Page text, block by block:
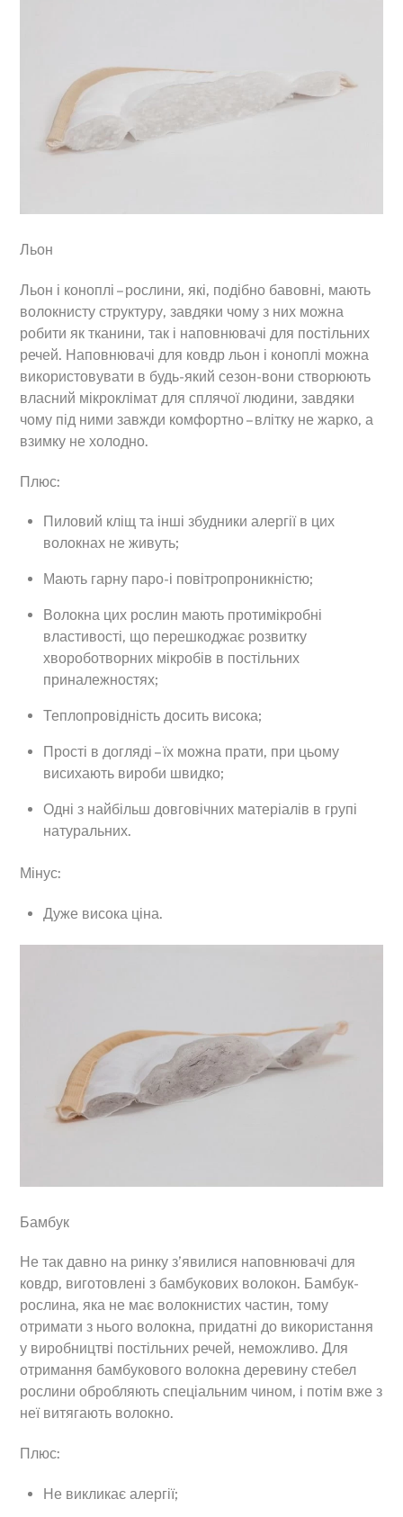
Льон
Льон і коноплі – рослини, які, подібно бавовні, мають
волокнисту структуру, завдяки чому з них можна
робити як тканини, так і наповнювачі для постільних
речей. Наповнювачі для ковдр льон і коноплі можна
використовувати в будь-який сезон-вони створюють
власний мікроклімат для сплячої людини, завдяки
чому під ними завжди комфортно – влітку не жарко, а
взимку не холодно.
Плюс:
Пиловий кліщ та інші збудники алергії в цих
волокнах не живуть;
Мають гарну паро-і повітропроникністю;
Волокна цих рослин мають протимікробні
властивості, що перешкоджає розвитку
хвороботворних мікробів в постільних
приналежностях;
Теплопровідність досить висока;
Прості в догляді – їх можна прати, при цьому
висихають вироби швидко;
Одні з найбільш довговічних матеріалів в групі
натуральних.
Мінус:
Дуже висока ціна.
Бамбук
Не так давно на ринку з’явилися наповнювачі для
ковдр, виготовлені з бамбукових волокон. Бамбук-
рослина, яка не має волокнистих частин, тому
отримати з нього волокна, придатні до використання
у виробництві постільних речей, неможливо. Для
отримання бамбукового волокна деревину стебел
рослини обробляють спеціальним чином, і потім вже з
неї витягають волокно.
Плюс:
Не викликає алергії;